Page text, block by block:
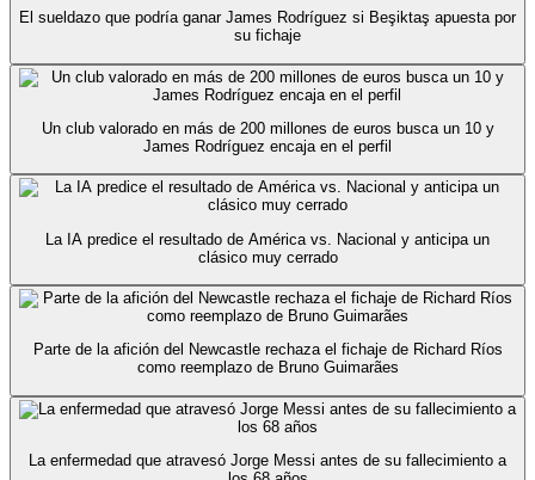
El sueldazo que podría ganar James Rodríguez si Beşiktaş apuesta por
su fichaje
Un club valorado en más de 200 millones de euros busca un 10 y
James Rodríguez encaja en el perfil
La IA predice el resultado de América vs. Nacional y anticipa un
clásico muy cerrado
Parte de la afición del Newcastle rechaza el fichaje de Richard Ríos
como reemplazo de Bruno Guimarães
La enfermedad que atravesó Jorge Messi antes de su fallecimiento a